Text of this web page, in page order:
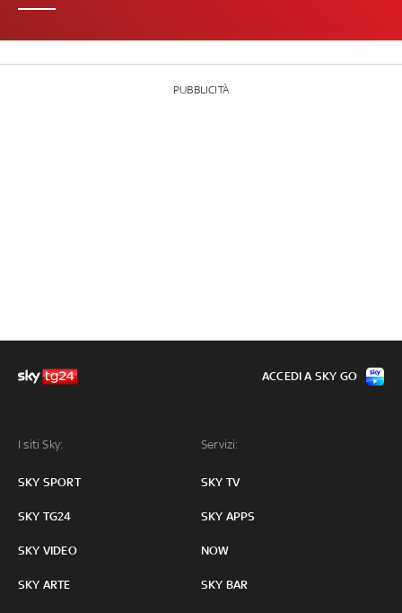
PUBBLICITÀ
I siti Sky:
SKY SPORT
SKY TG24
SKY VIDEO
SKY ARTE
Servizi:
SKY TV
SKY APPS
NOW
SKY BAR
ACCEDI A SKY GO